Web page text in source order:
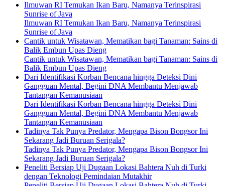
Ilmuwan RI Temukan Ikan Baru, Namanya Terinspirasi
Sunrise of Java
Ilmuwan RI Temukan Ikan Baru, Namanya Terinspirasi
Sunrise of Java
Cantik untuk Wisatawan, Mematikan bagi Tanaman: Sains di
Balik Embun Upas Dieng
Cantik untuk Wisatawan, Mematikan bagi Tanaman: Sains di
Balik Embun Upas Dieng
Dari Identifikasi Korban Bencana hingga Deteksi Dini
Gangguan Mental, Begini DNA Membantu Menjawab
Tantangan Kemanusiaan
Dari Identifikasi Korban Bencana hingga Deteksi Dini
Gangguan Mental, Begini DNA Membantu Menjawab
Tantangan Kemanusiaan
Tadinya Tak Punya Predator, Mengapa Bison Bongsor Ini
Sekarang Jadi Buruan Serigala?
Tadinya Tak Punya Predator, Mengapa Bison Bongsor Ini
Sekarang Jadi Buruan Serigala?
Peneliti Bersiap Uji Dugaan Lokasi Bahtera Nuh di Turki
dengan Teknologi Pemindaian Mutakhir